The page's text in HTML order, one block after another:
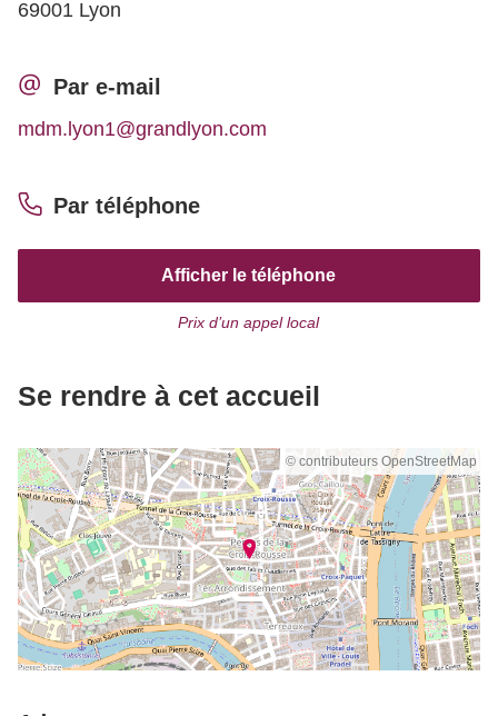
69001 Lyon
Par téléphone
Afficher le téléphone
Prix d’un appel local
Par e-mail
mdm.lyon1@grandlyon.com
Se rendre à cet accueil
© contributeurs OpenStreetMap